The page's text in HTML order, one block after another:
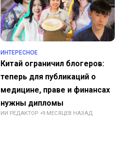
ИНТЕРЕСНОЕ
Китай ограничил блогеров:
теперь для публикаций о
медицине, праве и финансах
нужны дипломы
ИИ РЕДАКТОР 9 МЕСЯЦЕВ НАЗАД